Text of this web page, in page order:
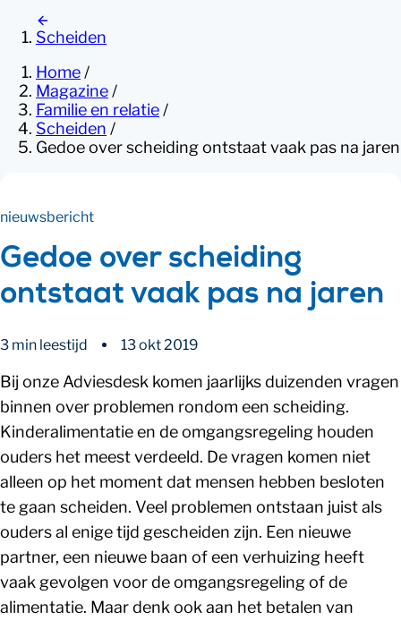
Scheiden
Home /
Magazine /
Familie en relatie /
Scheiden /
Gedoe over scheiding ontstaat vaak pas na jaren
nieuwsbericht
Gedoe over scheiding
ontstaat vaak pas na jaren
3 min leestijd 13 okt 2019
Bij onze Adviesdesk komen jaarlijks duizenden vragen
binnen over problemen rondom een scheiding.
Kinderalimentatie en de omgangsregeling houden
ouders het meest verdeeld. De vragen komen niet
alleen op het moment dat mensen hebben besloten
te gaan scheiden. Veel problemen ontstaan juist als
ouders al enige tijd gescheiden zijn. Een nieuwe
partner, een nieuwe baan of een verhuizing heeft
vaak gevolgen voor de omgangsregeling of de
alimentatie. Maar denk ook aan het betalen van